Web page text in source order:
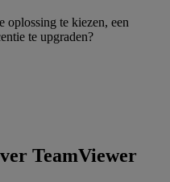
oplossing te kiezen, een
te upgraden?
TeamViewer